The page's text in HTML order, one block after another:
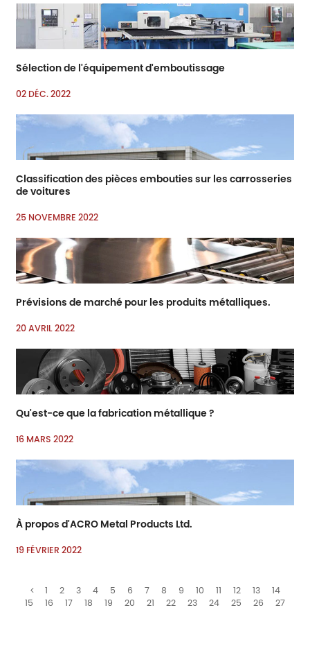
Sélection de l'équipement d'emboutissage
02 DÉC. 2022
Classification des pièces embouties sur les carrosseries
de voitures
25 NOVEMBRE 2022
Prévisions de marché pour les produits métalliques.
20 AVRIL 2022
Qu'est-ce que la fabrication métallique ?
16 MARS 2022
À propos d'ACRO Metal Products Ltd.
19 FÉVRIER 2022
1 2 3 4 5 6 7 8 9 10 11 12 13
14
15
16 17 18 19 20 21 22 23 24 25 26
27